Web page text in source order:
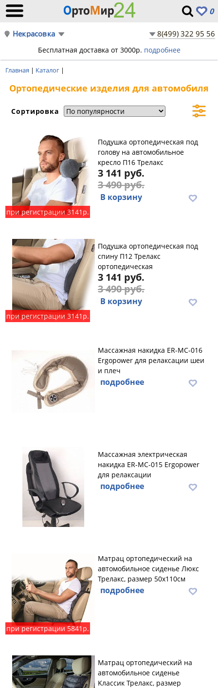
0
Некрасовка 8(499) 322 95 56
Бесплатная доставка от 3000р. подробнее
Главная | Каталог |
Ортопедические изделия для автомобиля
Сортировка
при регистрации 3141р.
Подушка ортопедическая под
голову на автомобильное
кресло П16 Трелакс
3 141 руб.
3 490 руб.
В корзину
при регистрации 3141р.
Подушка ортопедическая под
спину П12 Трелакс
ортопедическая
3 141 руб.
3 490 руб.
В корзину
Массажная накидка ER-MC-016
Ergopower для релаксации шеи
и плеч
подробнее
Массажная электрическая
накидка ER-MC-015 Ergopower
для релаксации
подробнее
при регистрации 5841р.
Maтpaц opтoпeдичecкий нa
aвтoмoбильнoe cидeньe Люкс
Трелакс, размер 50х110см
подробнее
Maтpaц opтoпeдичecкий нa
aвтoмoбильнoe cидeньe
Kлaccик Трелакс, размер